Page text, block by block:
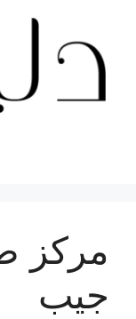
المحتوى
مركز
جيب